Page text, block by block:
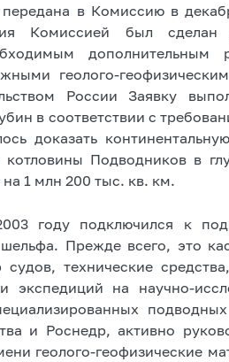
в Комиссию в
Комиссией был
дополнительным
геолого-
России Заявку
в соответствии с
доказать
Подводников в
1 млн 200 тыс. кв. км.
году подключился к
Прежде всего, это
технические
экспедиций на научно-
и Роснедр, активно
геолого-геофизические